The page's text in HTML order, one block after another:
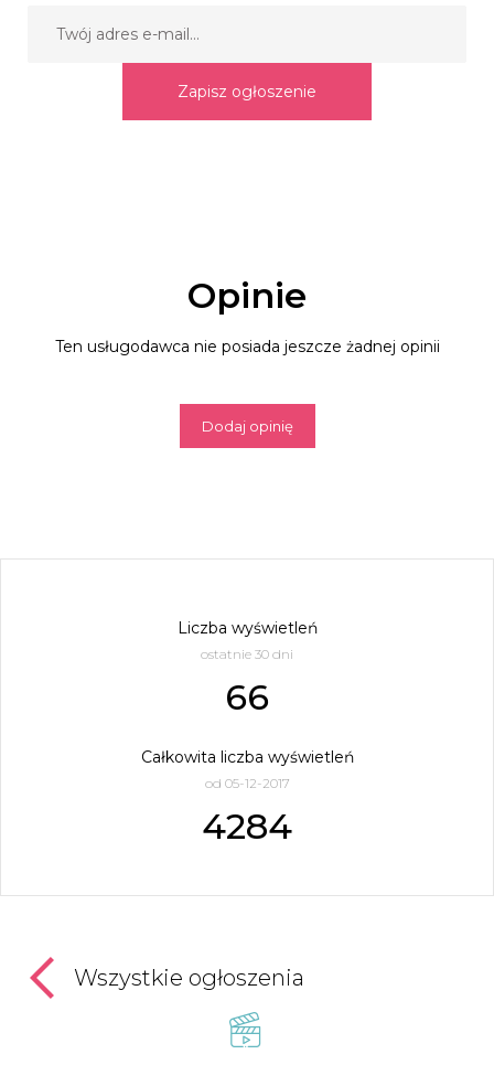
Zapisz ogłoszenie
Opinie
Ten usługodawca nie posiada jeszcze żadnej opinii
Dodaj opinię
Liczba wyświetleń
ostatnie 30 dni
66
Całkowita liczba wyświetleń
od 05-12-2017
4284
Wszystkie ogłoszenia